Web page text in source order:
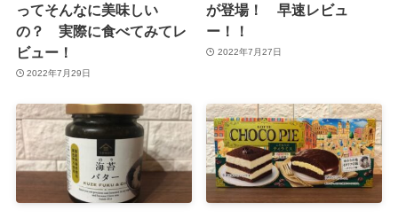
ってそんなに美味しい
の？ 実際に食べてみてレ
ビュー！
2022年7月29日
が登場！ 早速レビュ
ー！！
2022年7月27日